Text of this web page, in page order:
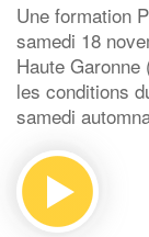
Une formation
samedi 18
Haute
les conditions
samedi